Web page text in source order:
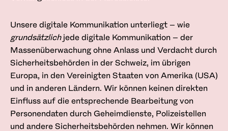
Unsere digitale Kommunikation unterliegt – wie
grundsätzlichjede digitale Kommunikation – der
Massenüberwachung ohne Anlass und Verdacht durch
Sicherheitsbehörden in der Schweiz, im übrigen
Europa, in den Vereinigten Staaten von Amerika (USA)
und in anderen Ländern. Wir können keinen direkten
Einfluss auf die entsprechende Bearbeitung von
Personendaten durch Geheimdienste, Polizeistellen
und andere Sicherheitsbehörden nehmen. Wir können